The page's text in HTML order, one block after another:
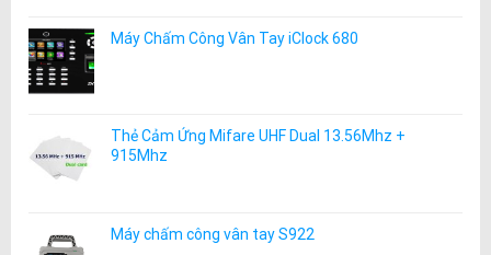
Máy Chấm Công Vân Tay iClock 680
Thẻ Cảm Ứng Mifare UHF Dual 13.56Mhz +
915Mhz
Máy chấm công vân tay S922